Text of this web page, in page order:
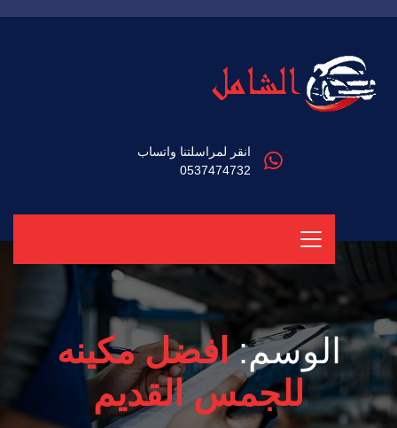
انقر لمراسلتنا واتساب
0537474732
الوسم:افضل مكينه
للجمس القديم